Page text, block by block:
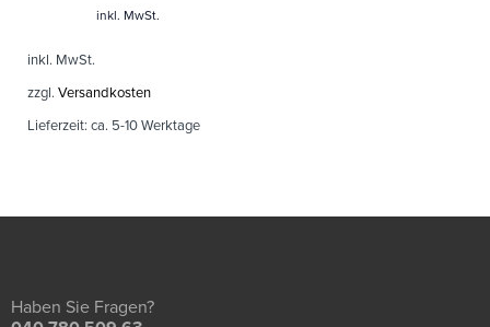
inkl. MwSt.
inkl. MwSt.
zzgl. Versandkosten
Lieferzeit: ca. 5-10 Werktage
Haben Sie Fragen?